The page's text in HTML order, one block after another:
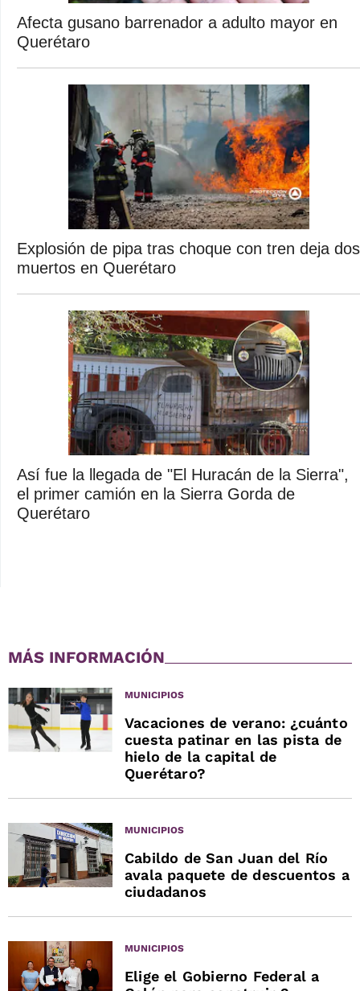
Afecta gusano barrenador a adulto mayor en
Querétaro
Explosión de pipa tras choque con tren deja dos
muertos en Querétaro
Así fue la llegada de "El Huracán de la Sierra",
el primer camión en la Sierra Gorda de
Querétaro
MÁS INFORMACIÓN
MUNICIPIOS
Vacaciones de verano: ¿cuánto
cuesta patinar en las pista de
hielo de la capital de
Querétaro?
MUNICIPIOS
Cabildo de San Juan del Río
avala paquete de descuentos a
ciudadanos
MUNICIPIOS
Elige el Gobierno Federal a